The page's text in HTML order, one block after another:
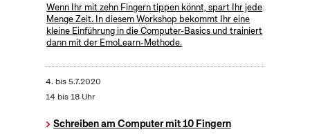
Wenn Ihr mit zehn Fingern tippen könnt, spart Ihr jede
Menge Zeit. In diesem Workshop bekommt Ihr eine
kleine Einführung in die Computer-Basics und trainiert
dann mit der EmoLearn-Methode.
4. bis5.7.2020
14 bis 18 Uhr
Schreiben am Computer mit 10 Fingern